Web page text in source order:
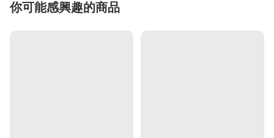
你可能感興趣的商品